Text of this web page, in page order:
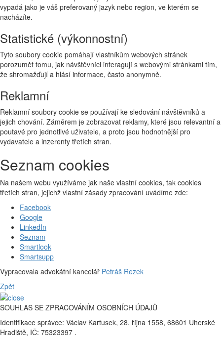
vypadá jako je váš preferovaný jazyk nebo region, ve kterém se
nacházíte.
Statistické (výkonnostní)
Tyto soubory cookie pomáhají vlastníkům webových stránek
porozumět tomu, jak návštěvníci interagují s webovými stránkami tím,
že shromažďují a hlásí informace, často anonymně.
Reklamní
Reklamní soubory cookie se používají ke sledování návštěvníků a
jejich chování. Záměrem je zobrazovat reklamy, které jsou relevantní a
poutavé pro jednotlivé uživatele, a proto jsou hodnotnější pro
vydavatele a inzerenty třetích stran.
Seznam cookies
Na našem webu využíváme jak naše vlastní cookies, tak cookies
třetích stran, jejichž vlastní zásady zpracování uvádíme zde:
Facebook
Google
LinkedIn
Seznam
Smartlook
Smartsupp
Vypracovala advokátní kancelář Petráš Rezek
Zpět
SOUHLAS SE ZPRACOVÁNÍM OSOBNÍCH ÚDAJŮ
Identifikace správce: Václav Kartusek, 28. října 1558, 68601 Uherské
Hradiště, IČ: 75323397 .